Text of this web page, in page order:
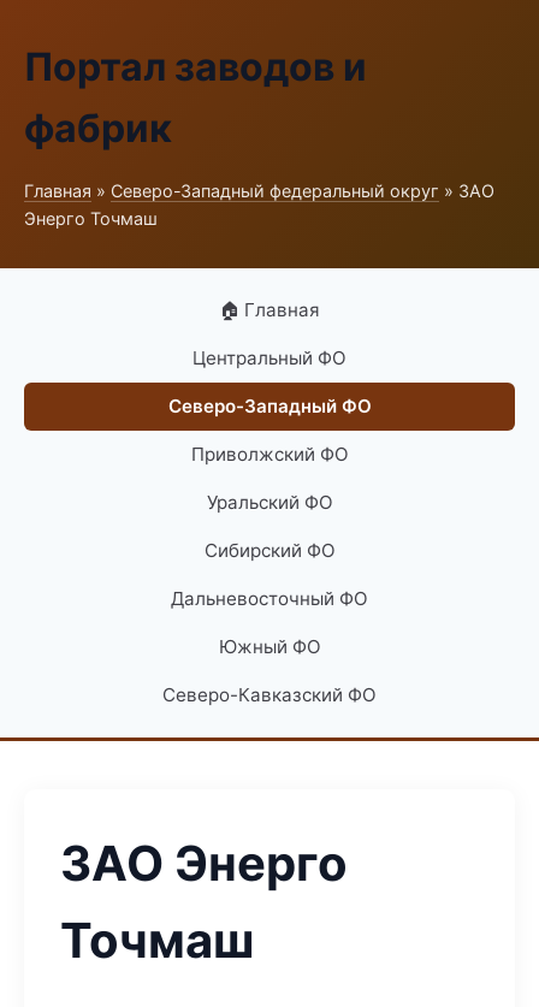
Портал заводов и
фабрик
Главная » Северо-Западный федеральный округ » ЗАО
Энерго Точмаш
🏠 Главная
Центральный ФО
Северо-Западный ФО
Приволжский ФО
Уральский ФО
Сибирский ФО
Дальневосточный ФО
Южный ФО
Северо-Кавказский ФО
ЗАО Энерго
Точмаш